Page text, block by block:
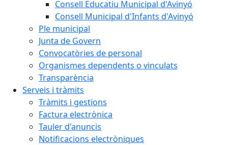
Consell Educatiu Municipal d'Avinyó
Consell Municipal d'Infants d'Avinyó
Ple municipal
Junta de Govern
Convocatòries de personal
Organismes dependents o vinculats
Transparència
Serveis i tràmits
Tràmits i gestions
Factura electrònica
Tauler d'anuncis
Notificacions electròniques